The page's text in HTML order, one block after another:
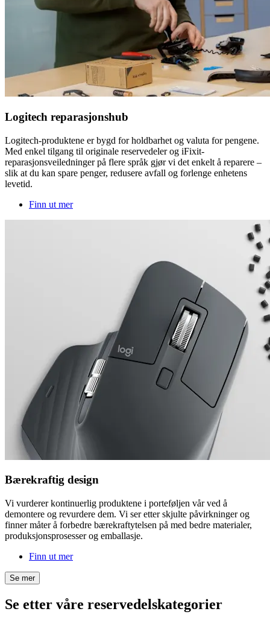
Logitech reparasjonshub
Logitech-produktene er bygd for holdbarhet og valuta for pengene.
Med enkel tilgang til originale reservedeler og iFixit-
reparasjonsveiledninger på flere språk gjør vi det enkelt å reparere –
slik at du kan spare penger, redusere avfall og forlenge enhetens
levetid.
Finn ut mer
Bærekraftig design
Vi vurderer kontinuerlig produktene i porteføljen vår ved å
demontere og revurdere dem. Vi ser etter skjulte påvirkninger og
finner måter å forbedre bærekraftytelsen på med bedre materialer,
produksjonsprosesser og emballasje.
Finn ut mer
Se mer
Se etter våre reservedelskategorier